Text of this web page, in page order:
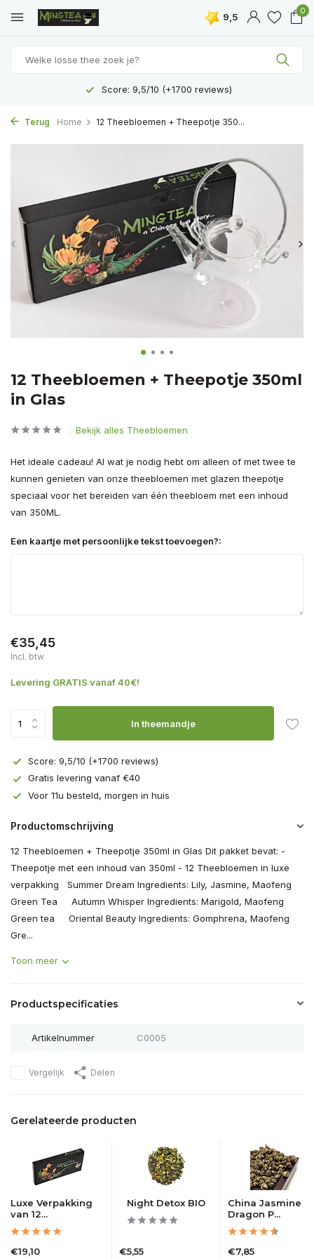
9,5
0
Score: 9,5/10 (+1700 reviews)
Terug Home 12 Theebloemen + Theepotje 350...
12 Theebloemen + Theepotje 350ml
in Glas
Bekijk alles Theebloemen
Het ideale cadeau! Al wat je nodig hebt om alleen of met twee te
kunnen genieten van onze theebloemen met glazen theepotje
speciaal voor het bereiden van één theebloem met een inhoud
van 350ML.
Een kaartje met persoonlijke tekst toevoegen?:
€35,45
Incl. btw
Levering GRATIS vanaf 40€!
In theemandje
Score: 9,5/10 (+1700 reviews)
Gratis levering vanaf €40
Voor 11u besteld, morgen in huis
Productomschrijving
12 Theebloemen + Theepotje 350ml in Glas Dit pakket bevat: -
Theepotje met een inhoud van 350ml - 12 Theebloemen in luxe
verpakking Summer Dream Ingredients: Lily, Jasmine, Maofeng
Green Tea Autumn Whisper Ingredients: Marigold, Maofeng
Green tea Oriental Beauty Ingredients: Gomphrena, Maofeng
Gre...
Toon meer
Productspecificaties
Artikelnummer C0005
Vergelijk Delen
Gerelateerde producten
Luxe Verpakking
van 12...
€19,10
Night Detox BIO
€5,55
China Jasmine
Dragon P...
€7,85